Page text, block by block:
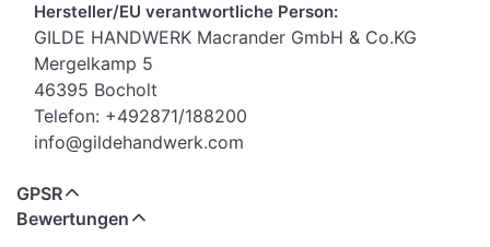
Hersteller/EU verantwortliche Person:
GILDE HANDWERK Macrander GmbH & Co.KG
Mergelkamp 5
46395 Bocholt
Telefon: +492871/188200
info@gildehandwerk.com
GPSR
Bewertungen